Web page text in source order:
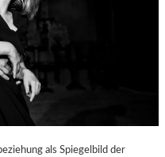
als Spiegelbild der